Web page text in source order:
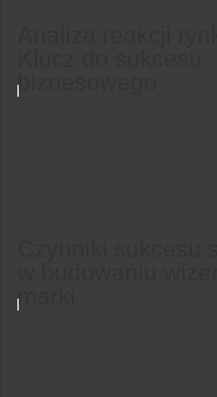
biznesowego
marki